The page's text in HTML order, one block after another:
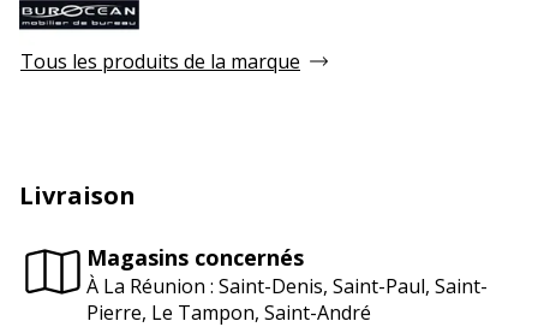
Tous les produits de la marque
Livraison
Magasins concernés
À La Réunion : Saint-Denis, Saint-Paul, Saint-
Pierre, Le Tampon, Saint-André